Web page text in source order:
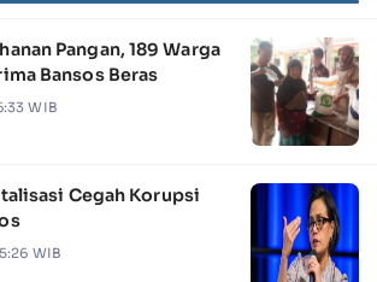
Pangan, 189 Warga
Bansos Beras
WIB
Cegah Korupsi
WIB